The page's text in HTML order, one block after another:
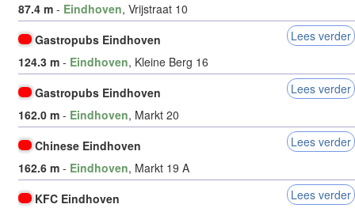
87.4 m - Eindhoven, Vrijstraat 10
Gastropubs Eindhoven
Lees verder
124.3 m - Eindhoven, Kleine Berg 16
Gastropubs Eindhoven
Lees verder
162.0 m - Eindhoven, Markt 20
Chinese Eindhoven
Lees verder
162.6 m - Eindhoven, Markt 19 A
KFC Eindhoven
Lees verder